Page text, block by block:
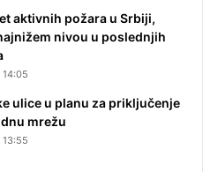
aktivnih požara u Srbiji,
nivou u poslednjih
ulice u planu za priključenje
mrežu